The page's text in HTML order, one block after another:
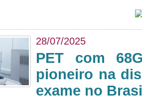
28/07/2025
PET com
pioneiro na
exame no